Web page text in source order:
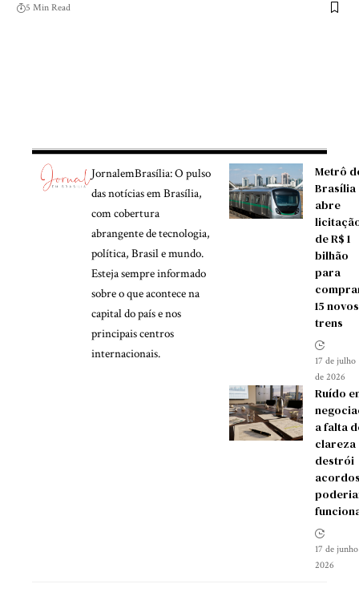
5 Min Read
JornalemBrasília: O pulso
das notícias em Brasília,
com cobertura
abrangente de tecnologia,
política, Brasil e mundo.
Esteja sempre informado
sobre o que acontece na
capital do país e nos
principais centros
internacionais.
Metrô
Brasília
abre
de R$ 1
bilhão
para
15 novos
trens
17 de julho
de 2026
Ruído
a falta
clareza
destrói
17 de
2026